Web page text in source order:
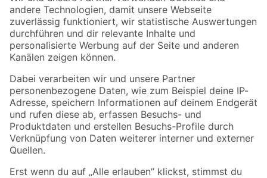
Zur Newsletter Anmeldung
Folge uns
Zahlungsarten Versandarten
Sicher einkaufen